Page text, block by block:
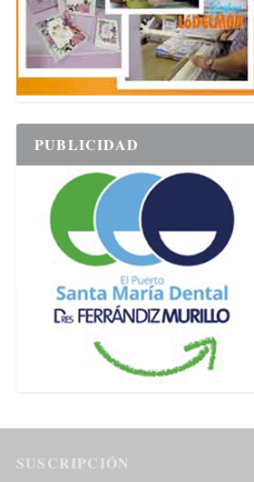
PUBLICIDAD
SUSCRIPCIÓN